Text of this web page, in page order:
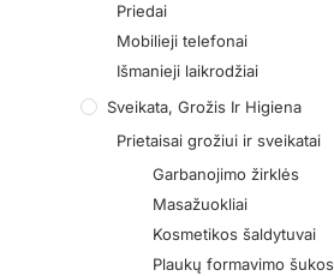
Priedai
Mobilieji telefonai
Išmanieji laikrodžiai
Sveikata, Grožis Ir Higiena
Prietaisai grožiui ir sveikatai
Garbanojimo žirklės
Masažuokliai
Kosmetikos šaldytuvai
Plaukų formavimo šukos